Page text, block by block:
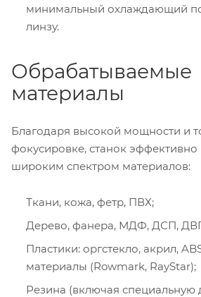
минимальный охлаждающий
линзу.
Обрабатываемые
материалы
Благодаря высокой мощности и
фокусировке, станок эффективно
широким спектром материалов:
Ткани, кожа, фетр, ПВХ;
Дерево, фанера, МДФ, ДСП,
Пластики: оргстекло, акрил,
материалы (Rowmark, RayStar);
Резина (включая специальную